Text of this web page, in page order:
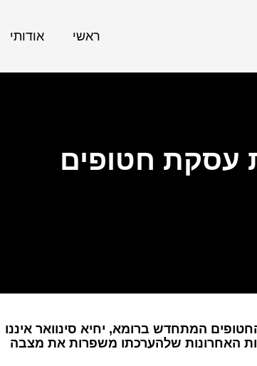
ראשי אודותי
עסקת חטופים
המתחדש ברומא, יחיא סינוואר איננו
האחרונות שלהערכתו משפרות את מצבה